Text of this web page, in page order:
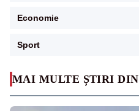
MAI MULTE ȘTIRI DIN
Economie
Sport